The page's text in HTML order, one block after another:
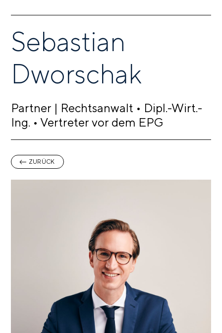
Sebastian
Dworschak
Partner | Rechtsanwalt • Dipl.-Wirt.-
Ing. • Vertreter vor dem EPG
ZURÜCK